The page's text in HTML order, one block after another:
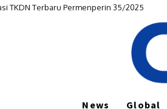
TKDN Terbaru Permenperin 35/2025
News Global